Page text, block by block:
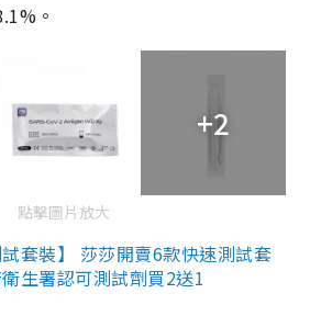
。
+2
點擊圖片放大
套裝】 莎莎開賣6款快速測試套
生署認可測試劑買2送1